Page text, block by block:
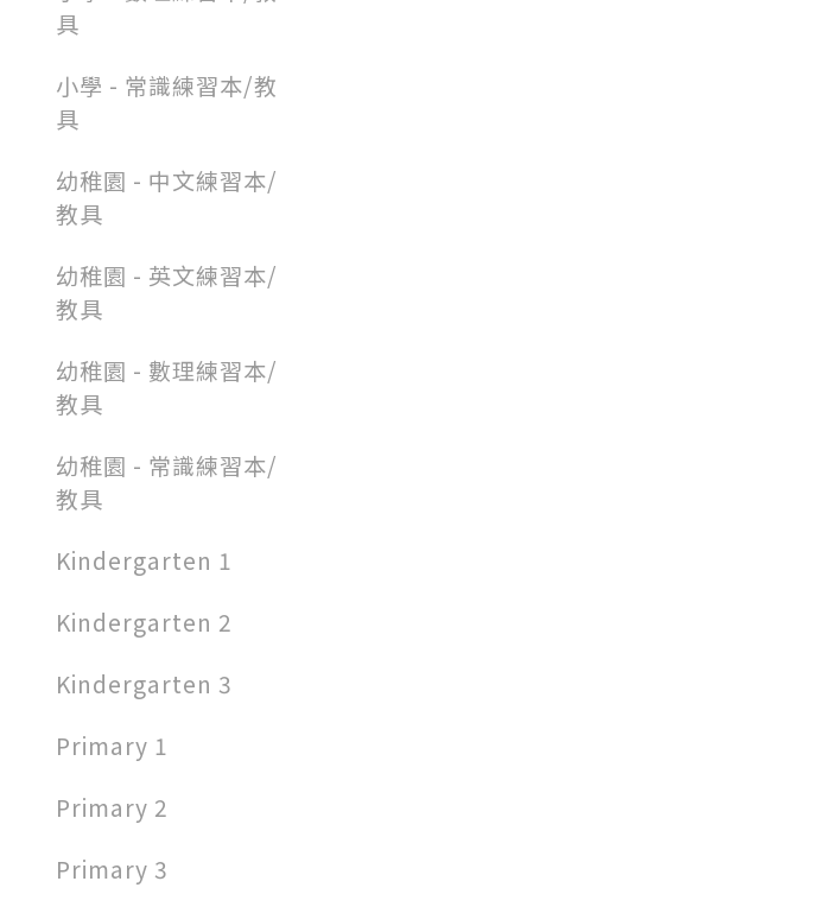
具
小學 - 常識練習本/教
具
幼稚園 - 中文練習本/
教具
幼稚園 - 英文練習本/
教具
幼稚園 - 數理練習本/
教具
幼稚園 - 常識練習本/
教具
Kindergarten 1
Kindergarten 2
Kindergarten 3
Primary 1
Primary 2
Primary 3